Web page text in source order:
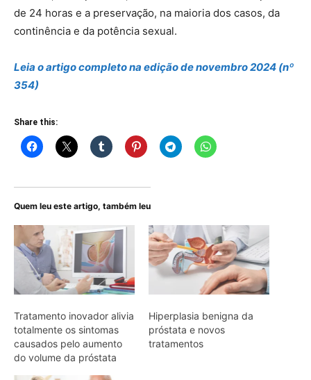
de 24 horas e a preservação, na maioria dos casos, da
continência e da potência sexual.
Leia o artigocompletona edição de novembro 2024 (nº
354)
Share this:
Quem leu este artigo, também leu
Tratamento inovador alivia
totalmente os sintomas
causados pelo aumento
do volume da próstata
Hiperplasia benigna da
próstata e novos
tratamentos